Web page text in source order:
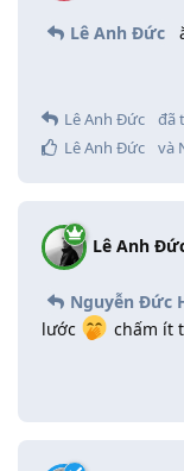
Lê Anh Đức
Lê Anh Đức
đã
Lê Anh Đức
và
Lê Anh
Nguyễn Đức
lước
chấm ít